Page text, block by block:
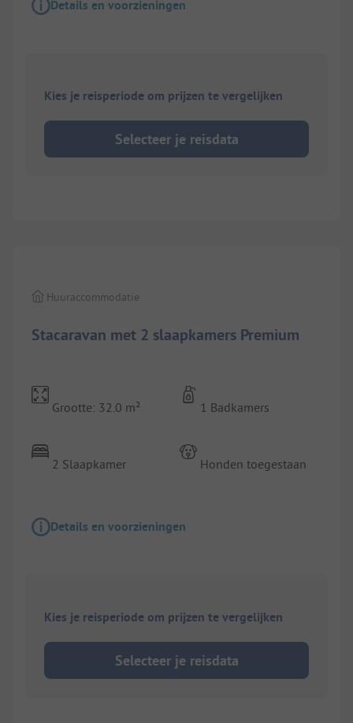
Details en voorzieningen
Kies je reisperiode om prijzen te vergelijken
Selecteer je reisdata
Stacaravan met 2 slaapkamers Premium
Huuraccommodatie
Grootte: 32.0 m²
2 Slaapkamer
1 Badkamers
Honden toegestaan
Details en voorzieningen
Kies je reisperiode om prijzen te vergelijken
Selecteer je reisdata